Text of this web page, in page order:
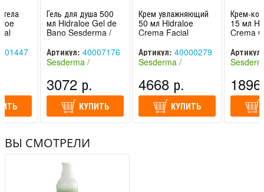
Гель для душа 500
мл Hidraloe Gel de
Bano Sesderma /
Сесдерма
Артикул: 40007176
Sesderma /
3072 р.
КУПИТЬ
Крем увлажняющий
50 мл Hidraloe
Crema Facial
Hidratante
Sesderma /
Сесдерма
Артикул: 40000279
Sesderma /
4668 р.
КУПИТЬ
Крем-
15 мл
Crema
Ojos
Артикул:
ВЫ СМОТРЕЛИ